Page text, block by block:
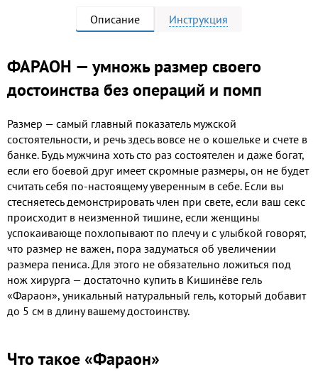
Описание Инструкция
ФАРАОН — умножь размер своего
достоинства без операций и помп
Размер — самый главный показатель мужской
состоятельности, и речь здесь вовсе не о кошельке и счете в
банке. Будь мужчина хоть сто раз состоятелен и даже богат,
если его боевой друг имеет скромные размеры, он не будет
считать себя по-настоящему уверенным в себе. Если вы
стесняетесь демонстрировать член при свете, если ваш секс
происходит в неизменной тишине, если женщины
успокаивающе похлопывают по плечу и с улыбкой говорят,
что размер не важен, пора задуматься об увеличении
размера пениса. Для этого не обязательно ложиться под
нож хирурга — достаточно купить в Кишинёве гель
«Фараон», уникальный натуральный гель, который добавит
до 5 см в длину вашему достоинству.
Что такое «Фараон»